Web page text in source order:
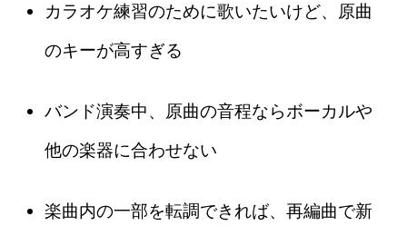
カラオケ練習のために歌いたいけど、原曲
のキーが高すぎる
バンド演奏中、原曲の音程ならボーカルや
他の楽器に合わせない
楽曲内の一部を転調できれば、再編曲で新